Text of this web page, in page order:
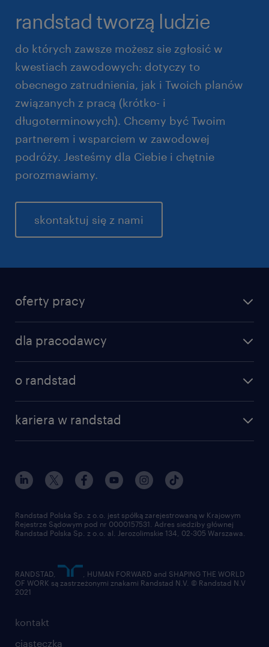
randstad tworzą ludzie
do których zawsze możesz sie zgłosić w
kwestiach zawodowych: dotyczy to
obecnego zatrudnienia, jak i Twoich planów
związanych z pracą (krótko- i
długoterminowych). Chcemy być Twoim
partnerem i wsparciem w zawodowej
podróży. Jesteśmy dla Ciebie i chętnie
porozmawiamy.
skontaktuj się z nami
oferty pracy
dla pracodawcy
o randstad
kariera w randstad
kontakt
ciasteczka
Randstad Polska Sp. z o.o. jest spółką zarejestrowaną w Krajowym
Rejestrze Sądowym pod nr 0000157531. Adres siedziby głównej
Randstad Polska Sp. z o.o. al. Jerozolimskie 134, 02-305 Warszawa.
RANDSTAD,
, HUMAN FORWARD and SHAPING THE WORLD
OF WORK są zastrzeżonymi znakami Randstad N.V. © Randstad N.V
2021